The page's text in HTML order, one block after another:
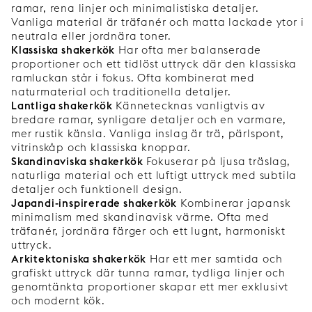
ramar, rena linjer och minimalistiska detaljer.
Vanliga material är träfanér och matta lackade ytor i
neutrala eller jordnära toner.
Klassiska shakerkök Har ofta mer balanserade
proportioner och ett tidlöst uttryck där den klassiska
ramluckan står i fokus. Ofta kombinerat med
naturmaterial och traditionella detaljer.
Lantliga shakerkök Kännetecknas vanligtvis av
bredare ramar, synligare detaljer och en varmare,
mer rustik känsla. Vanliga inslag är trä, pärlspont,
vitrinskåp och klassiska knoppar.
Skandinaviska shakerkök Fokuserar på ljusa träslag,
naturliga material och ett luftigt uttryck med subtila
detaljer och funktionell design.
Japandi-inspirerade shakerkök Kombinerar japansk
minimalism med skandinavisk värme. Ofta med
träfanér, jordnära färger och ett lugnt, harmoniskt
uttryck.
Arkitektoniska shakerkök Har ett mer samtida och
grafiskt uttryck där tunna ramar, tydliga linjer och
genomtänkta proportioner skapar ett mer exklusivt
och modernt kök.